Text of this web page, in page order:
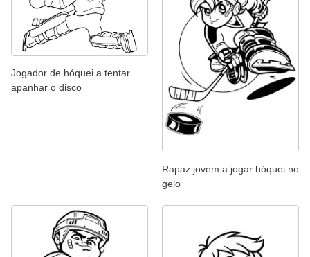
Jogador de hóquei a tentar
apanhar o disco
Rapaz jovem a jogar hóquei no
gelo